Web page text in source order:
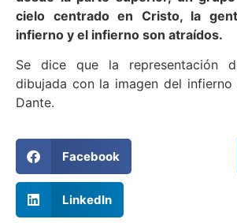
cielo centrado en Cristo, la
infierno y el infierno son atraídos.
Se dice que la representación
dibujada con la imagen del infierno
Dante.
Facebook
LinkedIn